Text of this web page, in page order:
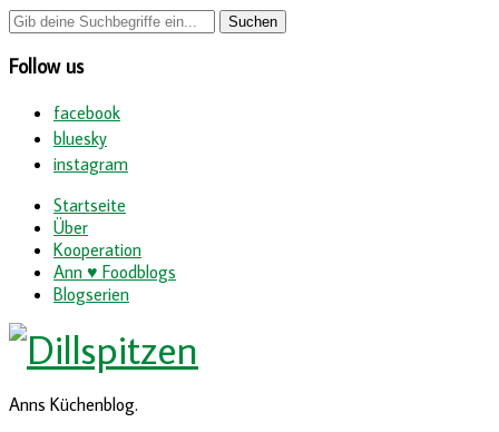
Follow us
facebook
bluesky
instagram
Startseite
Über
Kooperation
Ann ♥ Foodblogs
Blogserien
Anns Küchenblog.